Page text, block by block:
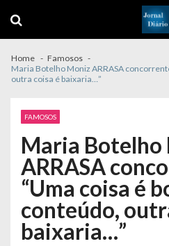
navigation
content
Home
Famosos
Maria Botelho Moniz ARRASA
outra coisa é baixaria…”
FAMOSOS
Maria Botelho
ARRASA
“Uma coisa é
conteúdo,
baixaria…”